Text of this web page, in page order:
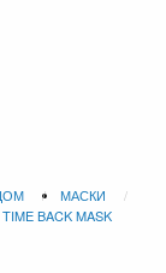
МАСКИ
BACK MASK